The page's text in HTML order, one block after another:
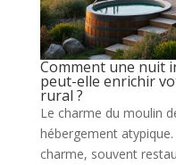
Comment une nuit
peut-elle enrichir
rural ?
Le charme du moulin
hébergement
charme, souvent